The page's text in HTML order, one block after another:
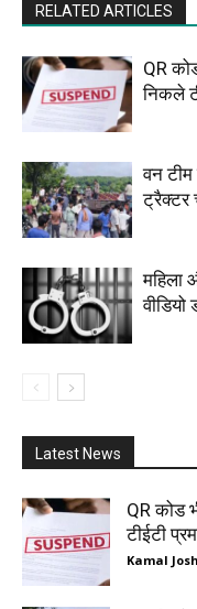
RELATED ARTICLES
QR
निकले
वन टीम
ट्रैक्टर
महिला
Latest News
QR कोड
टीईटी
Kamal